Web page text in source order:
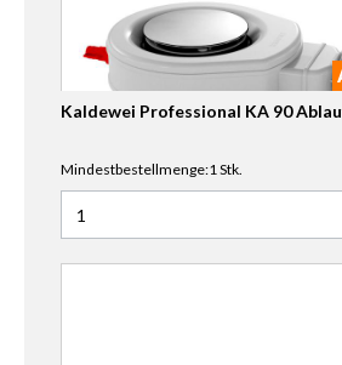
Kaldewei Professional KA 90
Mindestbestellmenge:1 Stk.
Anzahl für Kaldewei